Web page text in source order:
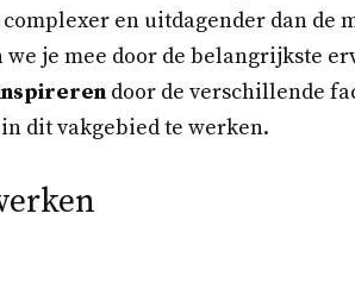
en uitdagender dan de
je mee door de belangrijkste
door de verschillende
dit vakgebied te werken.